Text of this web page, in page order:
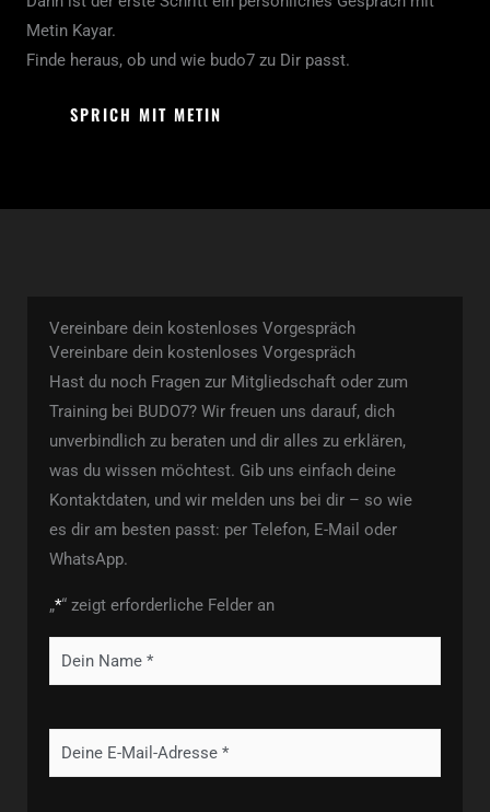
Metin Kayar.
Finde heraus, ob und wie budo7 zu Dir passt.
SPRICH MIT METIN
Vereinbare dein kostenloses Vorgespräch
Vereinbare dein kostenloses Vorgespräch
Hast du noch Fragen zur Mitgliedschaft oder zum
Training bei BUDO7? Wir freuen uns darauf, dich
unverbindlich zu beraten und dir alles zu erklären,
was du wissen möchtest. Gib uns einfach deine
Kontaktdaten, und wir melden uns bei dir – so wie
es dir am besten passt: per Telefon, E-Mail oder
WhatsApp.
„*“ zeigt erforderliche Felder an
Name
Email